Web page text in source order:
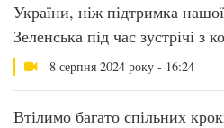
України, ніж підтримка
Зеленська під час зустрічі
8 серпня 2024 року - 16:24
Втілимо багато спільних